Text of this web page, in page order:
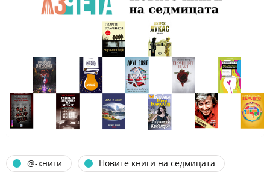
@-книги Новите книги на седмицата